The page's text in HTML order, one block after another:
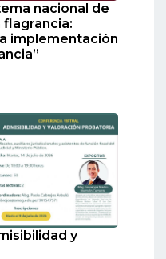
nacional de
flagrancia:
implementación
y